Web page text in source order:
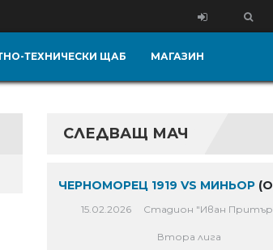
ТЕХНИЧЕСКИ ЩАБ МАГАЗИН
СЛЕДВАЩ МАЧ
ЧЕРНОМОРЕЦ 1919 VS МИНЬОР
15.02.2026 Стадион "Иван
Втора лига